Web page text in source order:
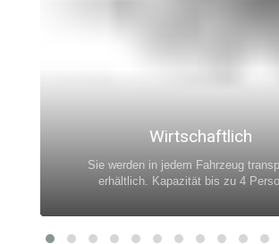
Wirtschaftlich
Sie werden in jedem Fahrzeug
erhältlich. Kapazität bis zu 4